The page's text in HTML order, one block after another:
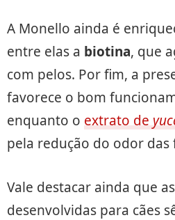
A Monello ainda é
entre elas a biotina, que
com pelos. Por fim, a
favorece o bom
enquanto o extrato de
pela redução do odor das
Vale destacar ainda que
desenvolvidas para cães